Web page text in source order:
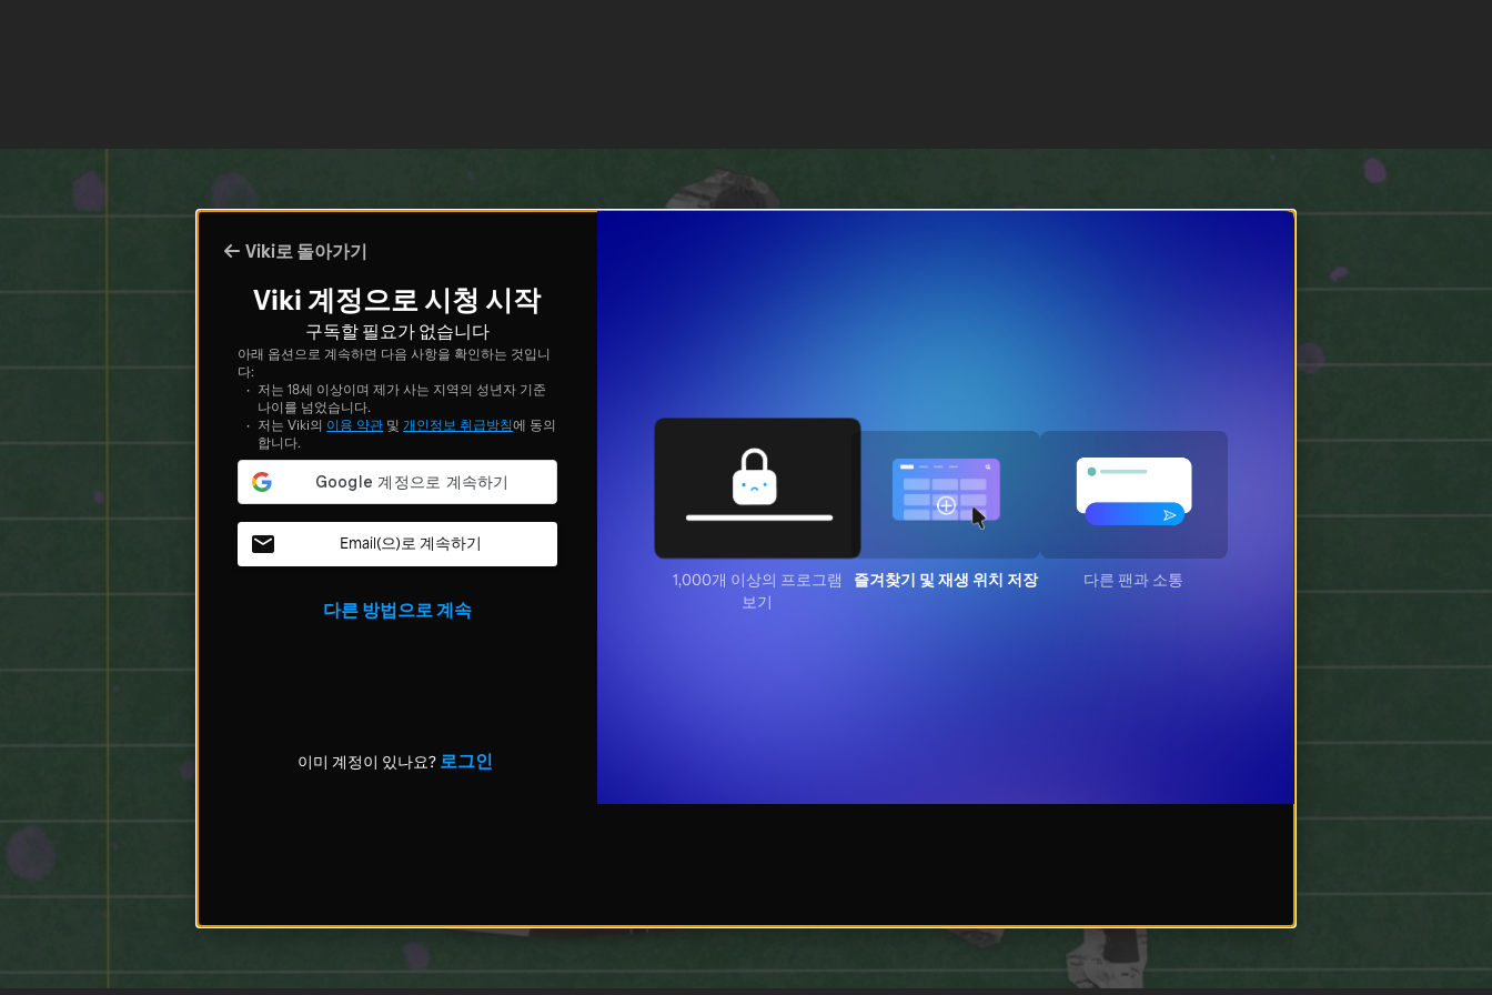
Viki로 돌아가기
Viki 계정으로 시청 시작
구독할 필요가 없습니다
아래 옵션으로 계속하면 다음 사항을 확인하는 것입니
다:
저는 18세 이상이며 제가 사는 지역의 성년자 기준
나이를 넘었습니다.
저는 Viki의 이용 약관 및 개인정보 취급방침에 동의
합니다.
Email(으)로 계속하기
다른 방법으로 계속
이미 계정이 있나요? 로그인
1,000개 이상의 프로그램
보기
즐겨찾기 및 재생 위치 저장 다른 팬과 소통